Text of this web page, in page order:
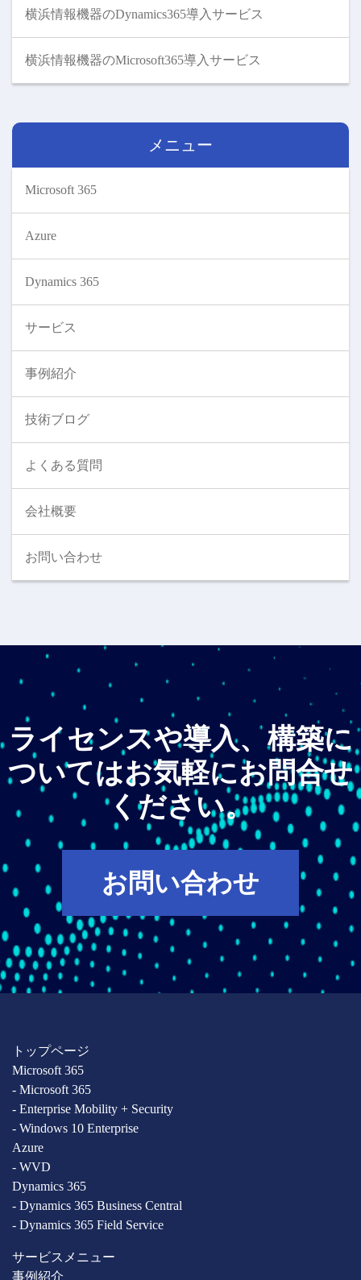
横浜情報機器のDynamics365導入サービス
横浜情報機器のMicrosoft365導入サービス
メニュー
Microsoft 365
Azure
Dynamics 365
サービス
事例紹介
技術ブログ
よくある質問
会社概要
お問い合わせ
ライセンスや導入、構築に
ついてはお気軽にお問合せ
ください。
お問い合わせ
トップページ
Microsoft 365
- Microsoft 365
- Enterprise Mobility + Security
- Windows 10 Enterprise
Azure
- WVD
Dynamics 365
- Dynamics 365 Business Central
- Dynamics 365 Field Service
サービスメニュー
事例紹介